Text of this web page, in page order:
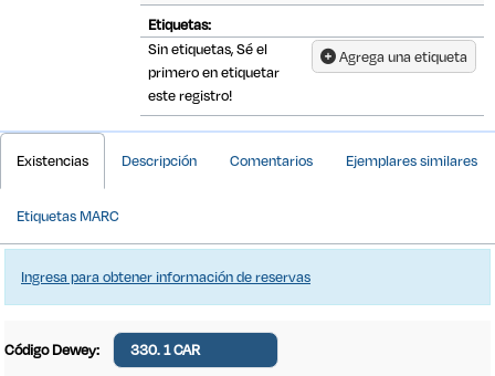
Detalles Bibliográficos
Etiquetas:
Agrega una etiqueta
Sin etiquetas, Sé el
primero en etiquetar
este registro!
Existencias Descripción Comentarios Ejemplares similares
Etiquetas MARC
Ingresa para obtener información de reservas
Código Dewey: 330. 1 CAR